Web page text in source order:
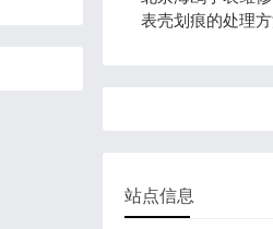
表壳划痕的处理
站点信息